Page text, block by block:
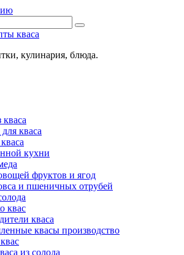
кваса
кулинария, блюда.
кваса
кухни
фруктов и ягод
и пшеничных отрубей
квас
кваса
квасы производство
из солода